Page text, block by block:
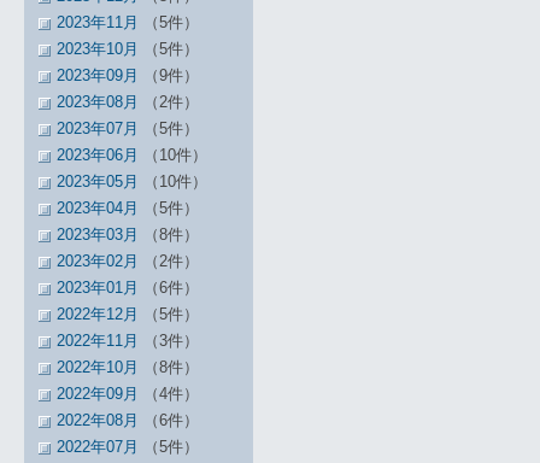
2023年11月
（5件）
2023年10月
（5件）
2023年09月
（9件）
2023年08月
（2件）
2023年07月
（5件）
2023年06月
（10件）
2023年05月
（10件）
2023年04月
（5件）
2023年03月
（8件）
2023年02月
（2件）
2023年01月
（6件）
2022年12月
（5件）
2022年11月
（3件）
2022年10月
（8件）
2022年09月
（4件）
2022年08月
（6件）
2022年07月
（5件）